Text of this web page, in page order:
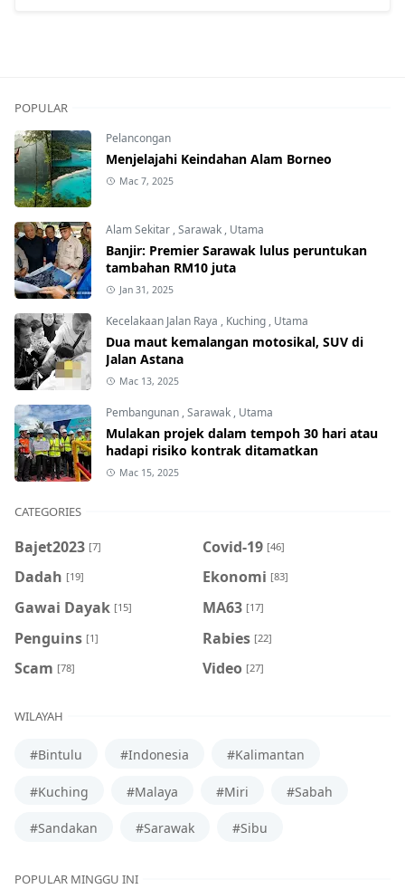
POPULAR
Pelancongan
Menjelajahi Keindahan Alam Borneo
Mac 7, 2025
Alam Sekitar ,Sarawak , Utama
Banjir: Premier Sarawak lulus peruntukan
tambahan RM10 juta
Jan 31, 2025
Kecelakaan Jalan Raya , Kuching , Utama
Dua maut kemalangan motosikal, SUV di
Jalan Astana
Mac 13, 2025
Pembangunan ,Sarawak , Utama
Mulakan projek dalam tempoh 30 hari atau
hadapi risiko kontrak ditamatkan
Mac 15, 2025
CATEGORIES
Bajet2023 [7] Covid-19 [46]
Dadah [19] Ekonomi [83]
Gawai Dayak [15] MA63 [17]
Penguins [1] Rabies [22]
Scam [78] Video [27]
WILAYAH
#Bintulu #Indonesia #Kalimantan
#Kuching #Malaya #Miri #Sabah
#Sandakan #Sarawak #Sibu
POPULAR MINGGU INI